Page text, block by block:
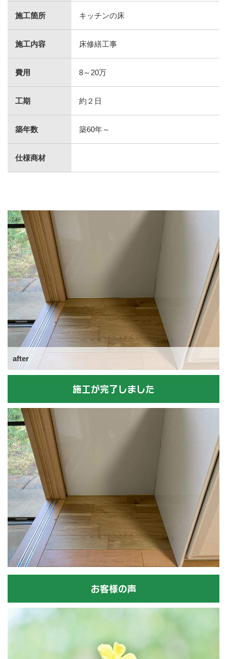
施工箇所 キッチンの床
施工内容 床修繕工事
費用 8～20万
工期 約２日
築年数 築60年～
仕様商材
after
施工が完了しました
お客様の声